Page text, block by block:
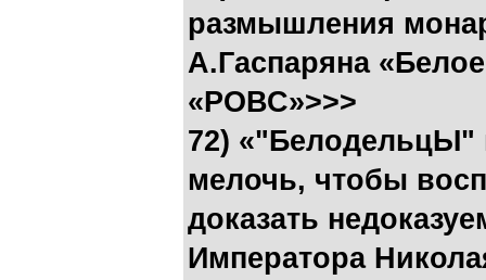
размышления
А.Гаспаряна
«РОВС»>>>
72) «"БелодельцЫ"
мелочь, чтобы
доказать
Императора